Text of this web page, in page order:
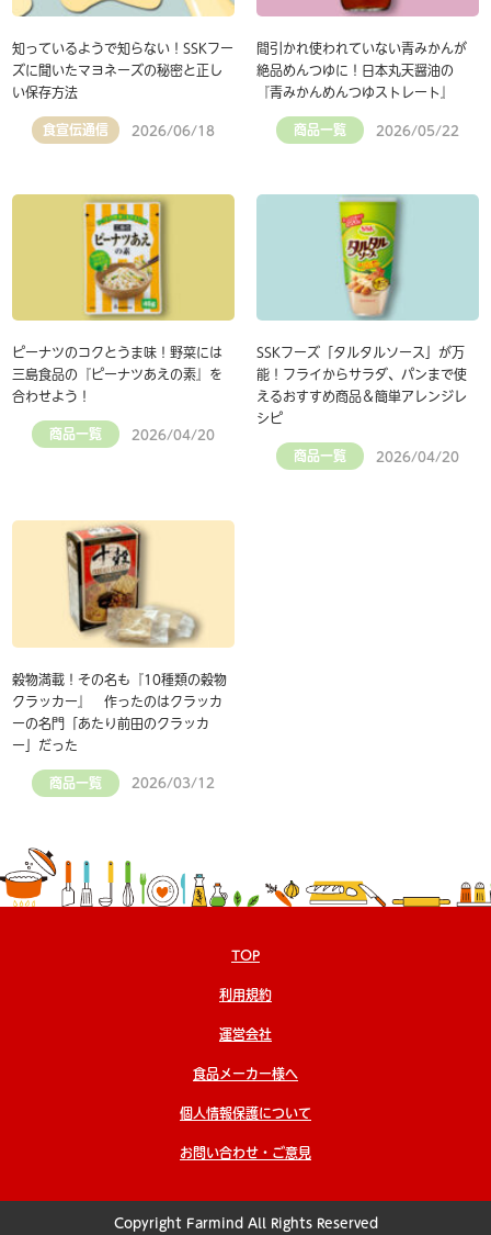
知っているようで知らない！SSKフー
ズに聞いたマヨネーズの秘密と正し
い保存方法
食宣伝通信 2026/06/18
間引かれ使われていない青みかんが
絶品めんつゆに！日本丸天醤油の
『青みかんめんつゆストレート』
商品一覧 2026/05/22
ピーナツのコクとうま味！野菜には
三島食品の『ピーナツあえの素』を
合わせよう！
商品一覧 2026/04/20
SSKフーズ「タルタルソース」が万
能！フライからサラダ、パンまで使
えるおすすめ商品＆簡単アレンジレ
シピ
商品一覧 2026/04/20
穀物満載！その名も『10種類の穀物
クラッカー』 作ったのはクラッカ
ーの名門「あたり前田のクラッカ
ー」だった
商品一覧 2026/03/12
TOP
利用規約
運営会社
食品メーカー様へ
個人情報保護について
お問い合わせ・ご意見
Copyright Farmind All Rights Reserved